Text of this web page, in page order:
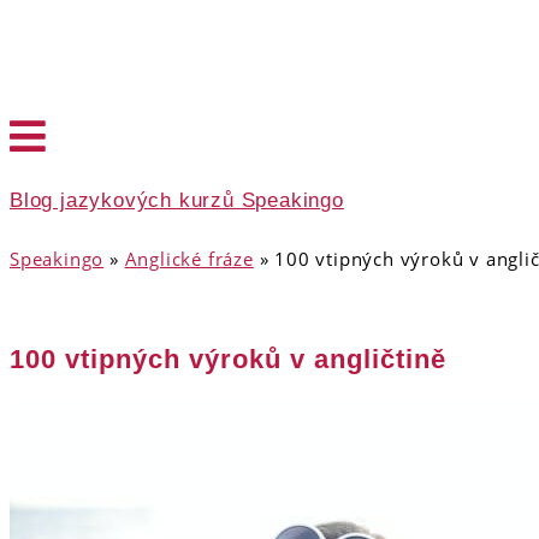
Blog jazykových kurzů Speakingo
Speakingo » Anglické fráze » 100 vtipných výroků v
100 vtipných výroků v angličtině